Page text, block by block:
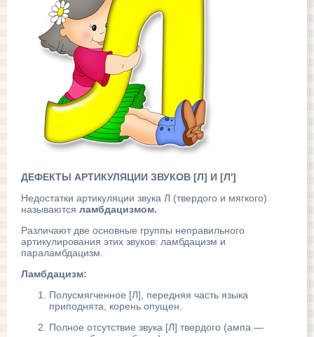
ДЕФЕКТЫ АРТИКУЛЯЦИИ ЗВУКОВ [Л] И [Л']
Недостатки артикуляции звука Л (твердого и мягкого)
называются ламбдацизмом.
Различают две основные группы неправильного
артикулирования этих звуков: ламбдацизм и
параламбдацизм.
Ламбдацизм:
Полусмягченное [Л], передняя часть языка
приподнята, корень опущен.
Полное отсутствие звука [Л] твердого (ампа —